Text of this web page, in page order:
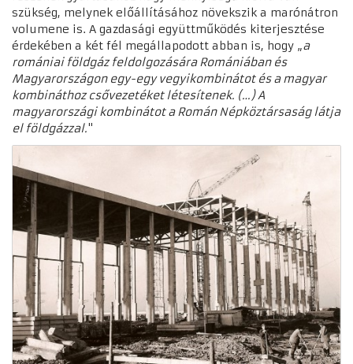
szükség, melynek előállításához növekszik a marónátron
volumene is. A gazdasági együttműködés kiterjesztése
érdekében a két fél megállapodott abban is, hogy „a
romániai földgáz feldolgozására Romániában és
Magyarországon egy-egy vegyikombinátot és a magyar
kombináthoz csővezetéket létesítenek. (…) A
magyarországi kombinátot a Román Népköztársaság látja
el földgázzal."